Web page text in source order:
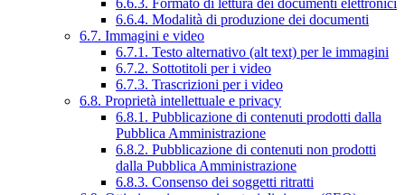
6.6.4. Modalità di produzione dei documenti
6.7. Immagini e video
6.7.1. Testo alternativo (alt text) per le immagini
6.7.2. Sottotitoli per i video
6.7.3. Trascrizioni per i video
6.8. Proprietà intellettuale e privacy
6.8.1. Pubblicazione di contenuti prodotti dalla
Pubblica Amministrazione
6.8.2. Pubblicazione di contenuti non prodotti
dalla Pubblica Amministrazione
6.8.3. Consenso dei soggetti ritratti